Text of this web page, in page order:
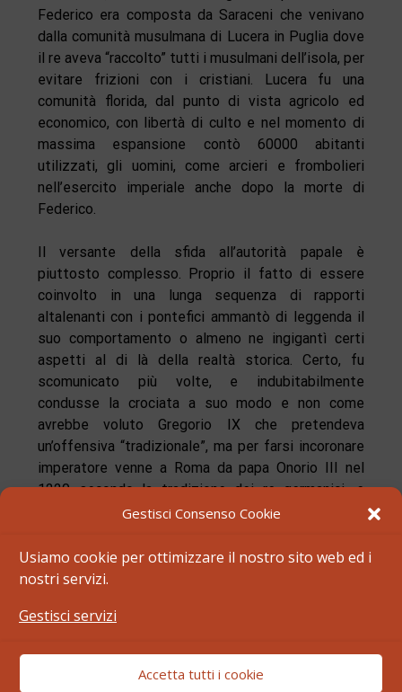
Gestisci Consenso Cookie
Usiamo cookie per ottimizzare il nostro sito web ed i
nostri servizi.
Gestisci servizi
Accetta tutti i cookie
Federico era composta da Saraceni che venivano
dalla comunità musulmana di Lucera in Puglia dove
il re aveva “raccolto” tutti i musulmani dell’isola, per
evitare frizioni con i cristiani. Lucera fu una
comunità florida, dal punto di vista agricolo ed
economico, con libertà di culto e nel momento di
massima espansione contò 60000 abitanti
utilizzati, gli uomini, come arcieri e frombolieri
nell’esercito imperiale anche dopo la morte di
Federico.
Il versante della sfida all’autorità papale è
piuttosto complesso. Proprio il fatto di essere
coinvolto in una lunga sequenza di rapporti
altalenanti con i pontefici ammantò di leggenda il
suo comportamento o almeno ne ingigantì certi
aspetti al di là della realtà storica. Certo, fu
scomunicato più volte, e indubitabilmente
condusse la crociata a suo modo e non come
avrebbe voluto Gregorio IX che pretendeva
un’offensiva “tradizionale”, ma per farsi incoronare
imperatore venne a Roma da papa Onorio III nel
1220 secondo la tradizione dei re germanici, e
quando Gregorio IX lo colpì con la scomunica,
metteva lo scomunicato fuori della societas
christianorum
suoi sudditi), Federico cercò di far recedere il papa
fine partì per la crociata, che dopo un inizio un po’